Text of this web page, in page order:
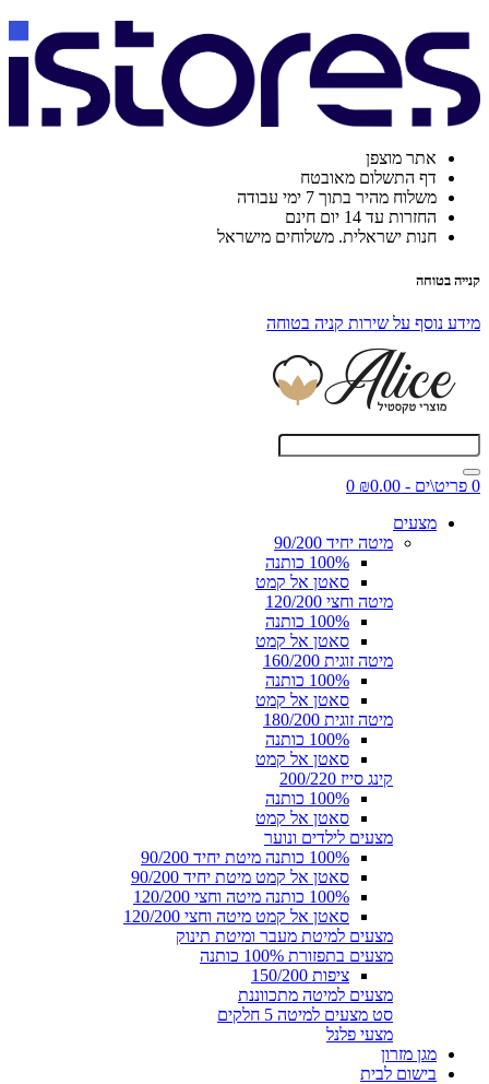
אתר מוצפן
דף התשלום מאובטח
משלוח מהיר בתוך 7 ימי עבודה
החזרות עד 14 יום חינם
חנות ישראלית. משלוחים מישראל
קנייה בטוחה
מידע נוסף על שירות קניה בטוחה
0 פריט\ים - ₪0.00
0
מצעים
מיטה יחיד 90/200
100% כותנה
סאטן אל קמט
מיטה וחצי 120/200
100% כותנה
סאטן אל קמט
מיטה זוגית 160/200
100% כותנה
סאטן אל קמט
מיטה זוגית 180/200
100% כותנה
סאטן אל קמט
קינג סייז 200/220
100% כותנה
סאטן אל קמט
מצעים לילדים ונוער
100% כותנה מיטת יחיד 90/200
סאטן אל קמט מיטת יחיד 90/200
100% כותנה מיטה וחצי 120/200
סאטן אל קמט מיטה וחצי 120/200
מצעים למיטת מעבר ומיטת תינוק
מצעים בתפזורת 100% כותנה
ציפות 150/200
מצעים למיטה מתכווננת
סט מצעים למיטה 5 חלקים
מצעי פלנל
מגן מזרון
בישום לבית